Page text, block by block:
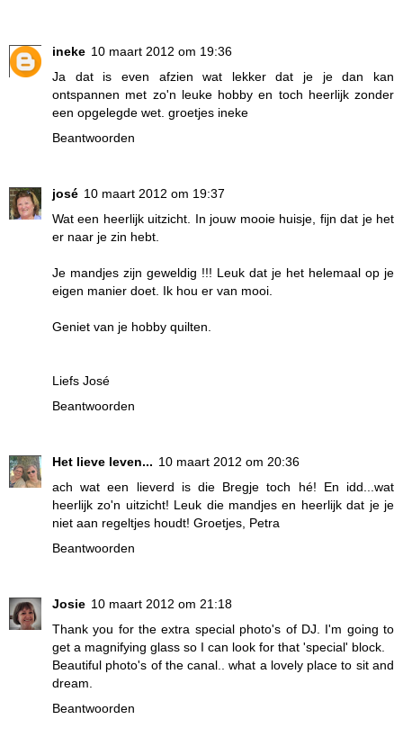
ineke 10 maart 2012 om 19:36
Ja dat is even afzien wat lekker dat je je dan kan
ontspannen met zo'n leuke hobby en toch heerlijk zonder
een opgelegde wet. groetjes ineke
Beantwoorden
josé 10 maart 2012 om 19:37
Wat een heerlijk uitzicht. In jouw mooie huisje, fijn dat je het
er naar je zin hebt.
Je mandjes zijn geweldig !!! Leuk dat je het helemaal op je
eigen manier doet. Ik hou er van mooi.
Geniet van je hobby quilten.
Liefs José
Beantwoorden
Het lieve leven... 10 maart 2012 om 20:36
ach wat een lieverd is die Bregje toch hé! En idd...wat
heerlijk zo'n uitzicht! Leuk die mandjes en heerlijk dat je je
niet aan regeltjes houdt! Groetjes, Petra
Beantwoorden
Josie 10 maart 2012 om 21:18
Thank you for the extra special photo's of DJ. I'm going to
get a magnifying glass so I can look for that 'special' block.
Beautiful photo's of the canal.. what a lovely place to sit and
dream.
Beantwoorden